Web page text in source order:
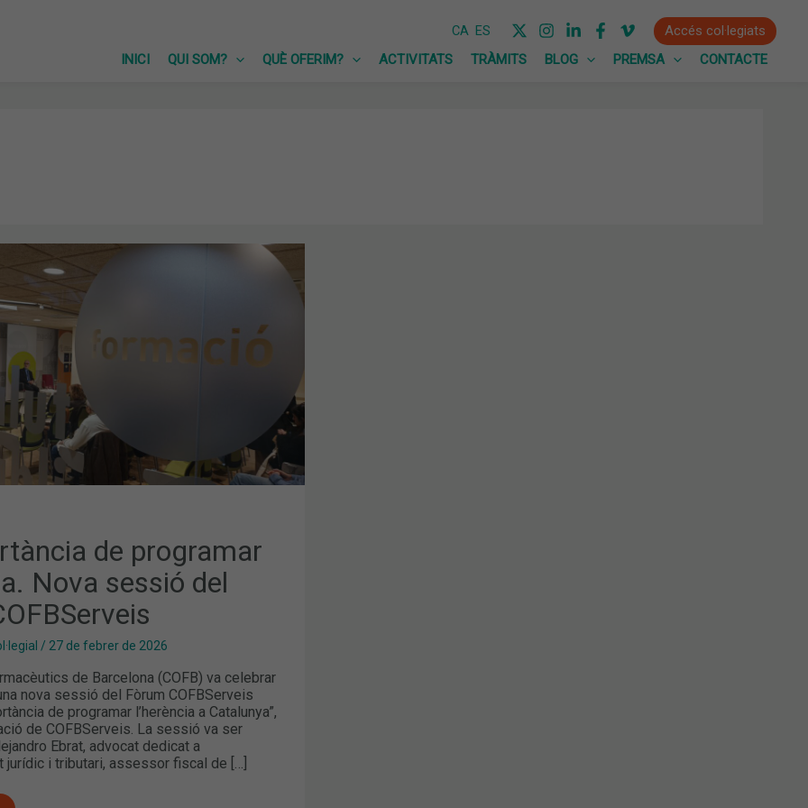
CA ES
Accés col·legiats
INICI
QUI SOM? QUÈ OFERIM? ACTIVITATS TRÀMITS BLOG PREMSA CONTACTE
de programar
Nova sessió del
/ 27 de febrer de 2026
de Barcelona (COFB) va celebrar
nova sessió del Fòrum COFBServeis
de programar l’herència a Catalunya”,
de COFBServeis. La sessió va ser
Ebrat, advocat dedicat a
jurídic i tributari, assessor fiscal de […]